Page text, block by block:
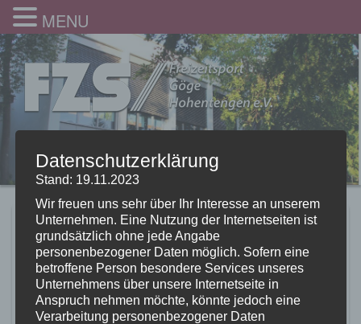
Adventskalender
Tagesaufgabe Tag 19
28.11.2020
MENU
Datenschutzerklärung
Stand: 19.11.2023
Wir freuen uns sehr über Ihr Interesse an unserem
Unternehmen. Eine Nutzung der Internetseiten ist
grundsätzlich ohne jede Angabe
personenbezogener Daten möglich. Sofern eine
betroffene Person besondere Services unseres
Unternehmens über unsere Internetseite in
Anspruch nehmen möchte, könnte jedoch eine
Verarbeitung personenbezogener Daten